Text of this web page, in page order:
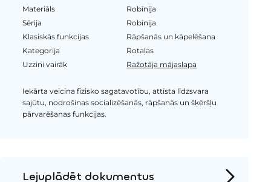
Materiāls
Robīnija
Sērija
Robīnija
Klasiskās funkcijas
Rāpšanās un kāpelēšana
Kategorija
Rotaļas
Uzzini vairāk
Ražotāja mājaslapa
Iekārta veicina fizisko sagatavotību, attīsta līdzsvara
sajūtu, nodrošinas socializēšanās, rāpšanās un šķēršļu
pārvarēšanas funkcijas.
Lejuplādēt dokumentus